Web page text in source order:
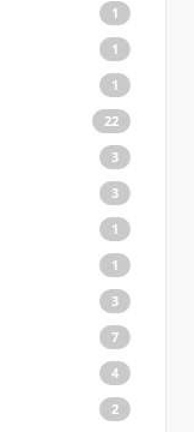
1
1
1
22
3
3
1
1
3
7
4
2